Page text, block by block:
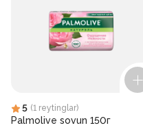
5 (1 reytinglar)
Palmolive sovun 150г